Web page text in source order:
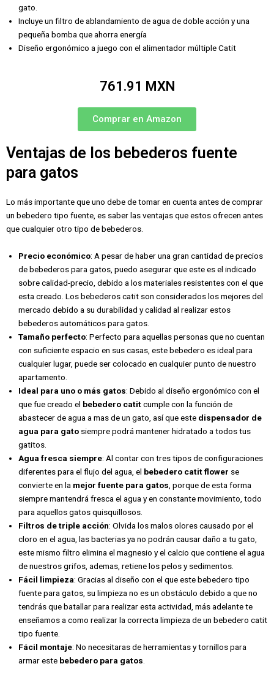
gato.
Incluye un filtro de ablandamiento de agua de doble acción y una
pequeña bomba que ahorra energía
Diseño ergonómico a juego con el alimentador múltiple Catit
761.91 MXN
Comprar en Amazon
Ventajas de los bebederos fuente
para gatos
Lo más importante que uno debe de tomar en cuenta antes de comprar
un bebedero tipo fuente, es saber las ventajas que estos ofrecen antes
que cualquier otro tipo de bebederos.
Precio económico: A pesar de haber una gran cantidad de precios
de bebederos para gatos, puedo asegurar que este es el indicado
sobre calidad-precio, debido a los materiales resistentes con el que
esta creado. Los bebederos catit son considerados los mejores del
mercado debido a su durabilidad y calidad al realizar estos
bebederos automáticos para gatos.
Tamaño perfecto: Perfecto para aquellas personas que no cuentan
con suficiente espacio en sus casas, este bebedero es ideal para
cualquier lugar, puede ser colocado en cualquier punto de nuestro
apartamento.
Ideal para uno o más gatos: Debido al diseño ergonómico con el
que fue creado el bebedero catitcumple con la función de
abastecer de agua a mas de un gato, así que este dispensador de
agua para gato siempre podrá mantener hidratado a todos tus
gatitos.
Agua fresca siempre: Al contar con tres tipos de configuraciones
diferentes para el flujo del agua, el bebedero catit flower se
convierte en la mejor fuente para gatos , porque de esta forma
siempre mantendrá fresca el agua y en constante movimiento, todo
para aquellos gatos quisquillosos.
Filtros de triple acción: Olvida los malos olores causado por el
cloro en el agua, las bacterias ya no podrán causar daño a tu gato,
este mismo filtro elimina el magnesio y el calcio que contiene el agua
de nuestros grifos, ademas, retiene los pelos y sedimentos.
Fácil limpieza: Gracias al diseño con el que este bebedero tipo
fuente para gatos, su limpieza no es un obstáculo debido a que no
tendrás que batallar para realizar esta actividad, más adelante te
enseñamos a como realizar la correcta limpieza de un bebedero catit
tipo fuente.
Fácil montaje: No necesitaras de herramientas y tornillos para
armar este bebedero para gatos